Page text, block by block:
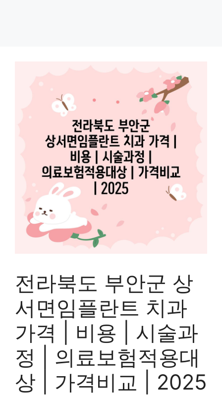
전라북도 부안군 상
서면임플란트 치과
가격 | 비용 | 시술과
정 | 의료보험적용대
상 | 가격비교 | 2025